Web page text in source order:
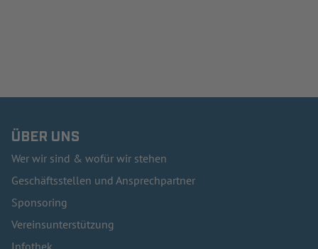
ÜBER UNS
Wer wir sind & wofür wir stehen
Geschäftsstellen und Ansprechpartner
Sponsoring
Vereinsunterstützung
Infothek